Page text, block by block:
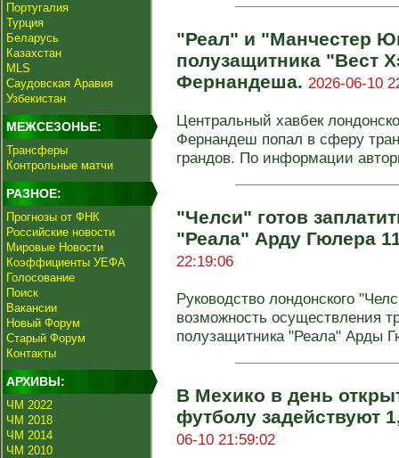
Португалия
Турция
Беларусь
Казахстан
MLS
Саудовская Аравия
Узбекистан
МЕЖСЕЗОНЬЕ:
Трансферы
Контрольные матчи
РАЗНОЕ:
Прогнозы от ФНК
Российские новости
Мировые Новости
Коэффициенты УЕФА
Голосование
Поиск
Вакансии
Новый Форум
Старый Форум
Контакты
АРХИВЫ:
ЧМ 2022
ЧМ 2018
ЧМ 2014
ЧМ 2010
"Реал" и "Манчестер
полузащитника "Вест
Фернандеша. 2026-06-10
Центральный хавбек
Фернандеш попал в сферу
грандов. По информации
"Челси" готов
"Реала" Арду Гюлера
22:19:06
Руководство лондонского
возможность осуществления
полузащитника "Реала" Арды
В Мехико в день
футболу задействуют
06-10 21:59:02